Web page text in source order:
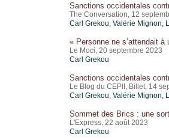
Sanctions occidentales
The Conversation, 12
Carl Grekou Valérie Mignon
« Personne ne s’attendait
Le Moci, 20 septembre 2023
Carl Grekou
Sanctions occidentales
Le Blog du CEPII, Billet, 14
Carl Grekou Valérie Mignon
Sommet des Brics : une
L'Express, 22 août 2023
Carl Grekou